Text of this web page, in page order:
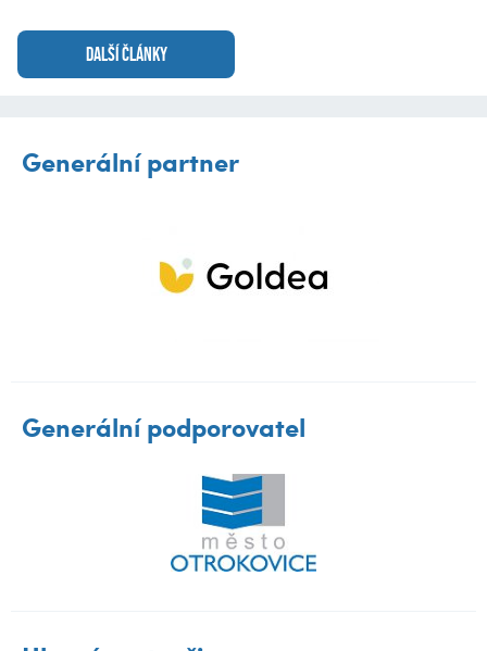
DALŠÍ ČLÁNKY
Generální partner
Generální podporovatel